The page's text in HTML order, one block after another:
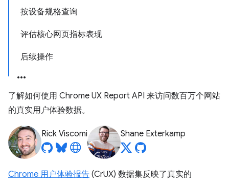
按设备规格查询
评估核心网页指标表现
后续操作
了解如何使用 Chrome UX Report API 来访问数百万个网站
的真实用户体验数据。
Rick Viscomi Shane Exterkamp
Chrome 用户体验报告 (CrUX) 数据集反映了真实的